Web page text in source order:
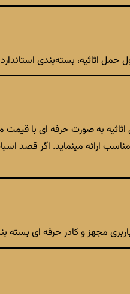
اثاثیه، بسته‌بندی
به صورت حرفه ای با
ارائه مینماید. اگر قصد
مجهز و کادر حرفه ای بسته